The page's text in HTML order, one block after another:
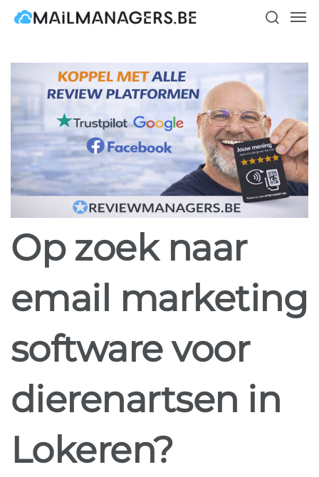
Skip
Op zoek naar
email marketing
software voor
dierenartsen in
Lokeren?